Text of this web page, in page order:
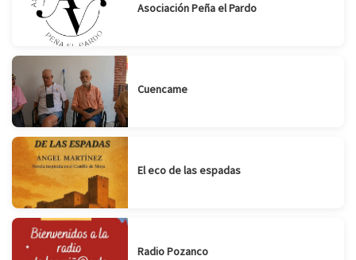
Asociación Peña el Pardo
Cuencame
El eco de las espadas
Radio Pozanco